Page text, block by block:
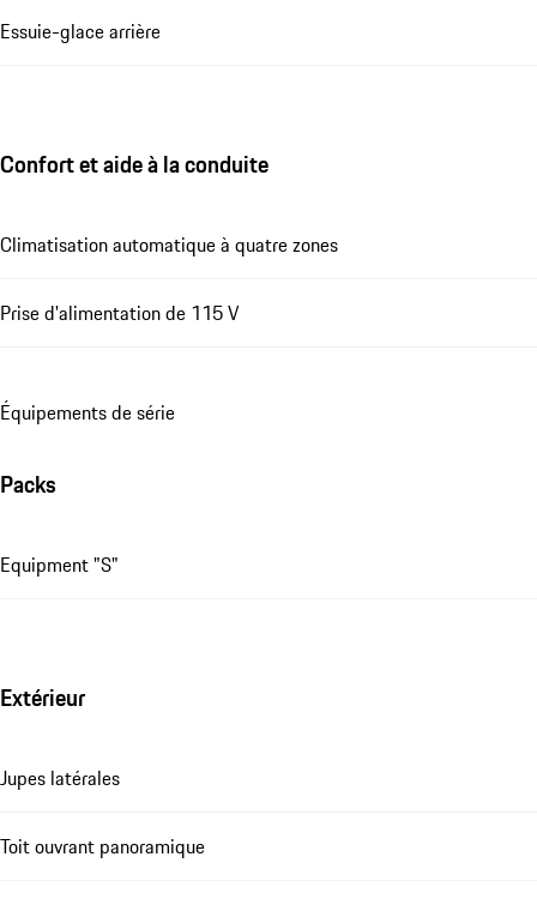
Essuie-glace arrière
Confort et aide à la conduite
Climatisation automatique à quatre zones
Prise d'alimentation de 115 V
Équipements de série
Packs
Equipment "S"
Extérieur
Jupes latérales
Toit ouvrant panoramique